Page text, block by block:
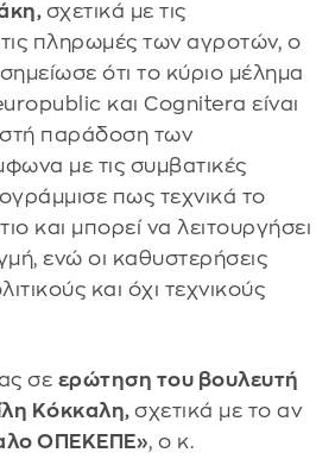
σχετικά με τις
πληρωμές των αγροτών, ο
ότι το κύριο μέλημα
και Cognitera είναι
παράδοση των
με τις συμβατικές
πως τεχνικά το
και μπορεί να λειτουργήσει
ενώ οι καθυστερήσεις
και όχι τεχνικούς
σε ερώτηση του βουλευτή
Κόκκαλη, σχετικά με το αν
ΟΠΕΚΕΠΕ», ο κ.